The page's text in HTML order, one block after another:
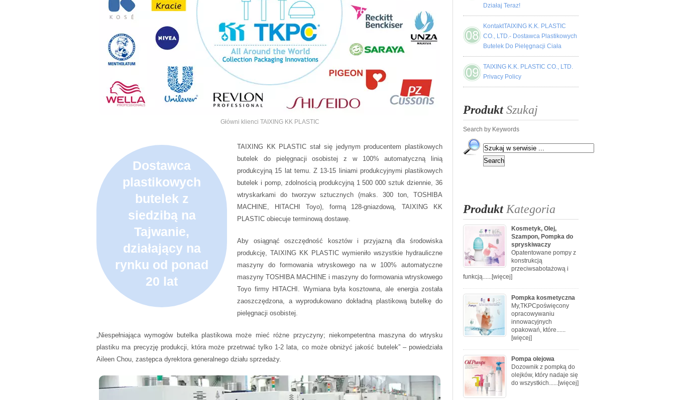
Główni klienci TAIXING KK PLASTIC
Dostawca
plastikowych
butelek z
siedzibą na
Tajwanie,
działający na
rynku od ponad
20 lat
TAIXING KK PLASTIC stał się jedynym producentem plastikowych
butelek do pielęgnacji osobistej z w 100% automatyczną linią
produkcyjną 15 lat temu. Z 13-15 liniami produkcyjnymi plastikowych
butelek i pomp, zdolnością produkcyjną 1 500 000 sztuk dziennie, 36
wtryskarkami do tworzyw sztucznych (maks. 300 ton, TOSHIBA
MACHINE, HITACHI Toyo), formą 128-gniazdową, TAIXING KK
PLASTIC obiecuje terminową dostawę.
Aby osiągnąć oszczędność kosztów i przyjazną dla środowiska
produkcję, TAIXING KK PLASTIC wymieniło wszystkie hydrauliczne
maszyny do formowania wtryskowego na w 100% automatyczne
maszyny TOSHIBA MACHINE i maszyny do formowania wtryskowego
Toyo firmy HITACHI. Wymiana była kosztowna, ale energia została
zaoszczędzona, a wyprodukowano dokładną plastikową butelkę do
pielęgnacji osobistej.
„Niespełniająca wymogów butelka plastikowa może mieć różne przyczyny; niekompetentna maszyna do wtrysku
plastiku ma precyzję produkcji, która może przetrwać tylko 1-2 lata, co może obniżyć jakość butelek” – powiedziała
Aileen Chou, zastępca dyrektora generalnego działu sprzedaży.
Działaj Teraz!
KontaktTAIXING K.K. PLASTIC
CO., LTD.- Dostawca Plastikowych
Butelek Do Pielęgnacji Ciała
TAIXING K.K. PLASTIC CO., LTD.
Privacy Policy
ProduktSzukaj
Search by Keywords
ProduktKategoria
Kosmetyk, Olej,
Szampon, Pompka do
spryskiwaczy
Opatentowane pompy z
konstrukcją
przeciwsabotażową i
funkcją......[więcej]
Pompka kosmetyczna
My,TKPCpoświęcony
opracowywaniu
innowacyjnych
opakowań, które......
[więcej]
Pompa olejowa
Dozownik z pompką do
olejków, który nadaje się
do wszystkich......[więcej]